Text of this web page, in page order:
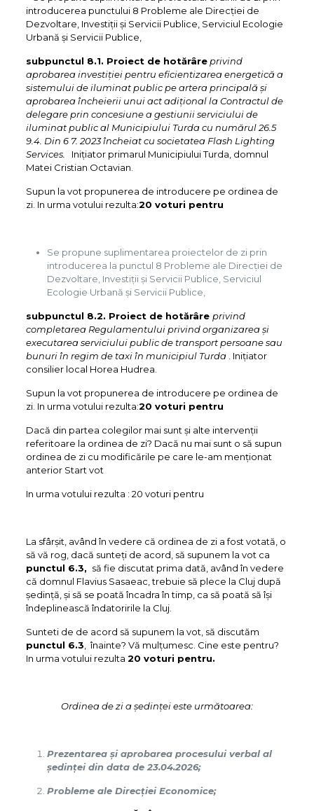
introducerea punctului 8 Probleme ale Direcției de
Dezvoltare, Investiții și Servicii Publice, Serviciul Ecologie
Urbană și Servicii Publice,
subpunctul 8.1. Proiect de hotărâre privind
aprobarea investiției pentru eficientizarea energetică a
sistemului de iluminat public pe artera principală și
aprobarea încheierii unui act adițional la Contractul de
delegare prin concesiune a gestiunii serviciului de
iluminat public al Municipiului Turda cu numărul 26.5
9.4. Din 6 7. 2023 încheiat cu societatea Flash Lighting
Services.
Inițiator primarul Municipiului Turda, domnul
Matei Cristian Octavian.
Supun la vot propunerea de introducere pe ordinea de
zi. In urma votului rezulta:20 voturi pentru
Se propune suplimentarea proiectelor de zi prin
introducerea la punctul 8 Probleme ale Direcției de
Dezvoltare, Investiții și Servicii Publice, Serviciul
Ecologie Urbană și Servicii Publice,
subpunctul 8.2. Proiect de hotărâre privind
completarea Regulamentului privind organizarea și
executarea serviciului public de transport persoane sau
bunuri în regim de taxi în municipiul Turda. Inițiator
consilier local Horea Hudrea.
Supun la vot propunerea de introducere pe ordinea de
zi. In urma votului rezulta:20 voturi pentru
Dacă din partea colegilor mai sunt și alte intervenții
referitoare la ordinea de zi? Dacă nu mai sunt o să supun
ordinea de zi cu modificările pe care le-am menționat
anterior Start vot
In urma votului rezulta : 20 voturi pentru
La sfârșit, având în vedere că ordinea de zi a fost votată, o
să vă rog, dacă sunteți de acord, să supunem la vot ca
punctul 6.3, să fie discutat prima dată, având în vedere
că domnul Flavius Sasaeac, trebuie să plece la Cluj după
ședință, și să se poată încadra în timp, ca să poată să își
îndeplinească îndatoririle la Cluj.
Sunteti de de acord să supunem la vot, să discutăm
punctul 6.3 , înainte? Vă mulțumesc. Cine este pentru?
In urma votului rezulta 20 voturi pentru.
Ordinea de zi a şedinţei este următoarea:
Prezentarea și aprobarea procesului verbal al
şedinţei din data de 23.04.2026;
Probleme ale Direcției Economice;